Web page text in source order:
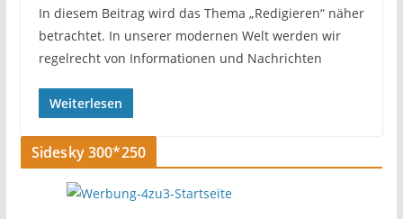
In diesem Beitrag wird das Thema „Redigieren“ näher
betrachtet. In unserer modernen Welt werden wir
regelrecht von Informationen und Nachrichten
Weiterlesen
Sidesky 300*250